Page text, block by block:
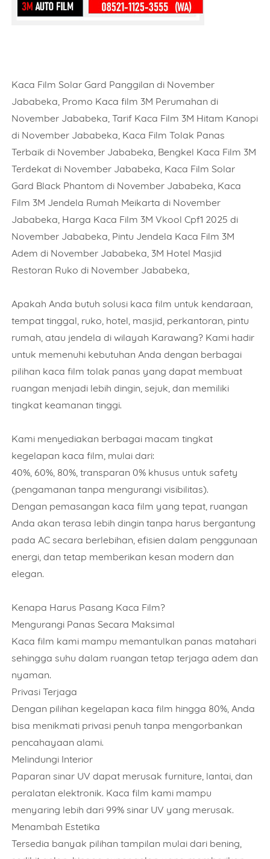
Kaca Film Solar Gard Panggilan di November
Jababeka, Promo Kaca film 3M Perumahan di
November Jababeka, Tarif Kaca Film 3M Hitam Kanopi
di November Jababeka, Kaca Film Tolak Panas
Terbaik di November Jababeka, Bengkel Kaca Film 3M
Terdekat di November Jababeka, Kaca Film Solar
Gard Black Phantom di November Jababeka, Kaca
Film 3M Jendela Rumah Meikarta di November
Jababeka, Harga Kaca Film 3M Vkool Cpf1 2025 di
November Jababeka, Pintu Jendela Kaca Film 3M
Adem di November Jababeka, 3M Hotel Masjid
Restoran Ruko di November Jababeka,
Apakah Anda butuh solusi kaca film untuk kendaraan,
tempat tinggal, ruko, hotel, masjid, perkantoran, pintu
rumah, atau jendela di wilayah Karawang? Kami hadir
untuk memenuhi kebutuhan Anda dengan berbagai
pilihan kaca film tolak panas yang dapat membuat
ruangan menjadi lebih dingin, sejuk, dan memiliki
tingkat keamanan tinggi.
Kami menyediakan berbagai macam tingkat
kegelapan kaca film, mulai dari:
40%, 60%, 80%, transparan 0% khusus untuk safety
(pengamanan tanpa mengurangi visibilitas).
Dengan pemasangan kaca film yang tepat, ruangan
Anda akan terasa lebih dingin tanpa harus bergantung
pada AC secara berlebihan, efisien dalam penggunaan
energi, dan tetap memberikan kesan modern dan
elegan.
Kenapa Harus Pasang Kaca Film?
Mengurangi Panas Secara Maksimal
Kaca film kami mampu memantulkan panas matahari
sehingga suhu dalam ruangan tetap terjaga adem dan
nyaman.
Privasi Terjaga
Dengan pilihan kegelapan kaca film hingga 80%, Anda
bisa menikmati privasi penuh tanpa mengorbankan
pencahayaan alami.
Melindungi Interior
Paparan sinar UV dapat merusak furniture, lantai, dan
peralatan elektronik. Kaca film kami mampu
menyaring lebih dari 99% sinar UV yang merusak.
Menambah Estetika
Tersedia banyak pilihan tampilan mulai dari bening,